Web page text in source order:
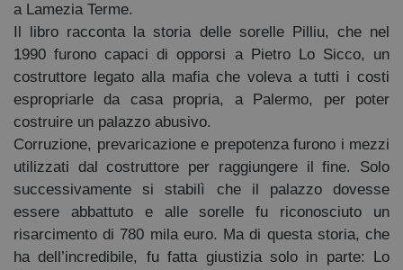
segreteria@tramefestival.it
info@tramefestival.it
+39 346 954 4078
a Lamezia Terme.
Il libro racconta la storia delle sorelle Pilliu, che nel
1990 furono capaci di opporsi a Pietro Lo Sicco, un
costruttore legato alla mafia che voleva a tutti i costi
espropriarle da casa propria, a Palermo, per poter
costruire un palazzo abusivo.
Corruzione, prevaricazione e prepotenza furono i mezzi
utilizzati dal costruttore per raggiungere il fine. Solo
successivamente si stabilì che il palazzo dovesse
essere abbattuto e alle sorelle fu riconosciuto un
risarcimento di 780 mila euro. Ma di questa storia, che
ha dell’incredibile, fu fatta giustizia solo in parte: Lo